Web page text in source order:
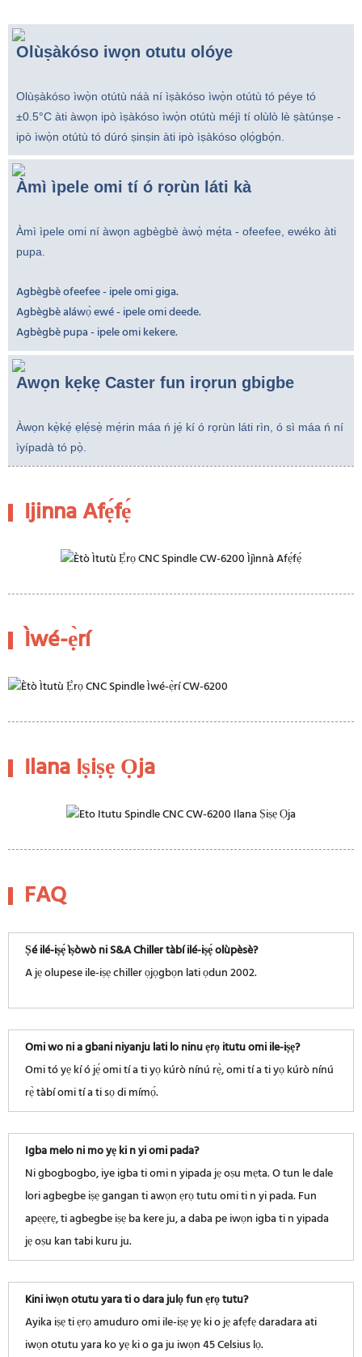
Olùṣàkóso iwọn otutu olóye
Olùṣàkóso ìwọ̀n otútù náà ní ìṣàkóso ìwọ̀n otútù tó péye tó
±0.5°C àti àwọn ipò ìṣàkóso ìwọ̀n otútù méjì tí olùlò lè ṣàtúnṣe -
ipò ìwọ̀n otútù tó dúró ṣinṣin àti ipò ìṣàkóso ọlọ́gbọ́n.
Àmì ìpele omi tí ó rọrùn láti kà
Àmì ìpele omi ní àwọn agbègbè àwọ̀ mẹ́ta - ofeefee, ewéko àti
pupa.
Agbègbè ofeefee - ipele omi giga.
Agbègbè aláwọ̀ ewé - ipele omi deede.
Agbègbè pupa - ipele omi kekere.
Awọn kẹkẹ Caster fun irọrun gbigbe
Àwọn kẹ̀kẹ́ ẹlẹ́sẹ̀ mẹ́rin máa ń jẹ́ kí ó rọrùn láti rìn, ó sì máa ń ní
ìyípadà tó pọ̀.
Ijinna Afẹ́fẹ́
Ìwé-ẹ̀rí
Ilana Iṣiṣẹ Ọja
FAQ
Ṣé ilé-iṣẹ́ ìṣòwò ni S&A Chiller tàbí ilé-iṣẹ́ olùpèsè?
A jẹ olupese ile-iṣẹ chiller ọjọgbọn lati ọdun 2002.
Omi wo ni a gbani niyanju lati lo ninu ẹrọ itutu omi ile-iṣẹ?
Omi tó yẹ kí ó jẹ́ omi tí a ti yọ kúrò nínú rẹ̀, omi tí a ti yọ kúrò nínú
rẹ̀ tàbí omi tí a ti sọ di mímọ́.
Igba melo ni mo yẹ ki n yi omi pada?
Ni gbogbogbo, iye igba ti omi n yipada jẹ oṣu mẹta. O tun le dale
lori agbegbe iṣẹ gangan ti awọn ẹrọ tutu omi ti n yi pada. Fun
apẹẹrẹ, ti agbegbe iṣẹ ba kere ju, a daba pe iwọn igba ti n yipada
jẹ oṣu kan tabi kuru ju.
Kini iwọn otutu yara ti o dara julọ fun ẹrọ tutu?
Ayika iṣẹ ti ẹrọ amuduro omi ile-iṣẹ yẹ ki o jẹ afẹfẹ daradara ati
iwọn otutu yara ko yẹ ki o ga ju iwọn 45 Celsius lọ.